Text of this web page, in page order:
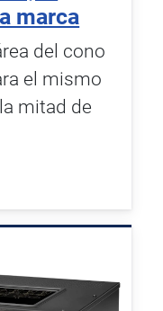
marca
del cono
el mismo
mitad de